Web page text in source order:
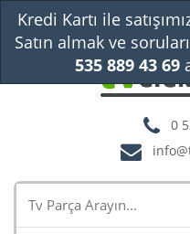
0
Kredi Kartı ile
Satın almak ve
535 889 43 69